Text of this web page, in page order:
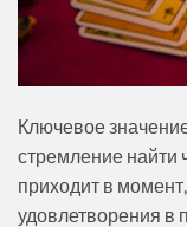
Ключевое
стремление найти
приходит в
удовлетворения в